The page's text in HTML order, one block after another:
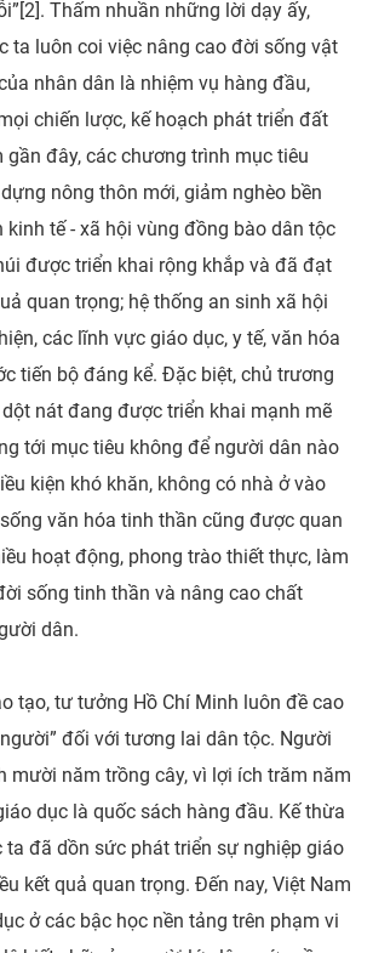
Thấm nhuần những lời dạy ấy,
ta luôn coi việc nâng cao đời sống vật
nhân dân là nhiệm vụ hàng đầu,
chiến lược, kế hoạch phát triển đất
gần đây, các chương trình mục tiêu
nông thôn mới, giảm nghèo bền
kinh tế - xã hội vùng đồng bào dân tộc
được triển khai rộng khắp và đã đạt
quan trọng; hệ thống an sinh xã hội
các lĩnh vực giáo dục, y tế, văn hóa
tiến bộ đáng kể. Đặc biệt, chủ trương
nát đang được triển khai mạnh mẽ
tới mục tiêu không để người dân nào
kiện khó khăn, không có nhà ở vào
văn hóa tinh thần cũng được quan
hoạt động, phong trào thiết thực, làm
sống tinh thần và nâng cao chất
dân.
tạo, tư tưởng Hồ Chí Minh luôn đề cao
đối với tương lai dân tộc. Người
mười năm trồng cây, vì lợi ích trăm năm
dục là quốc sách hàng đầu. Kế thừa
đã dồn sức phát triển sự nghiệp giáo
kết quả quan trọng. Đến nay, Việt Nam
ở các bậc học nền tảng trên phạm vi